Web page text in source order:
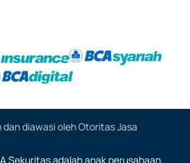
dan diawasi oleh Otoritas Jasa
Sekuritas adalah anak perusahaan